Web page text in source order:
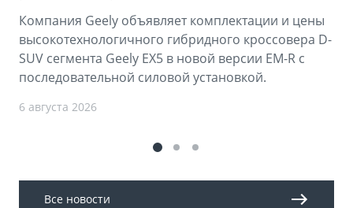
Компания Geely объявляет комплектации и цены
высокотехнологичного гибридного кроссовера D-
SUV сегмента Geely EX5 в новой версии EM-R с
последовательной силовой установкой.
6 августа 2026
Все новости